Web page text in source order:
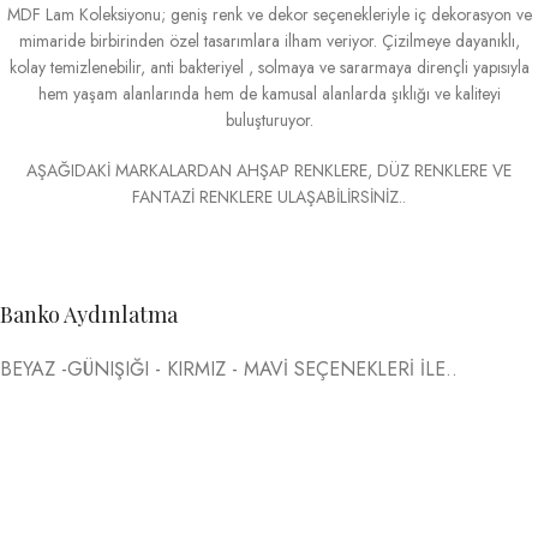
MDF Lam Koleksiyonu; geniş renk ve dekor seçenekleriyle iç dekorasyon ve
mimaride birbirinden özel tasarımlara ilham veriyor. Çizilmeye dayanıklı,
kolay temizlenebilir, anti bakteriyel , solmaya ve sararmaya dirençli yapısıyla
hem yaşam alanlarında hem de kamusal alanlarda şıklığı ve kaliteyi
buluşturuyor.
AŞAĞIDAKİ MARKALARDAN AHŞAP RENKLERE, DÜZ RENKLERE VE
FANTAZİ RENKLERE ULAŞABİLİRSİNİZ..
Banko Aydınlatma
BEYAZ -GÜNIŞIĞI - KIRMIZ - MAVİ SEÇENEKLERİ İLE..